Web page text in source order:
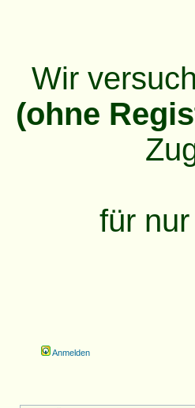
Wir
(ohne
für nur
Anmelden